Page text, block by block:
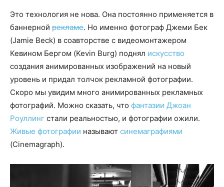
Это технология не нова. Она постоянно применяется в
баннерной рекламе. Но именно фотограф Джеми Бек
(Jamie Beck) в соавторстве с видеомонтажером
Кевином Бергом (Kevin Burg) поднял искусство
создания анимированных изображений на новый
уровень и придал толчок рекламной фотографии.
Скоро мы увидим много анимированных рекламных
фотографий. Можно сказать, что фантазии Джоан
Роуллинг стали реальностью, и фотографии ожили.
Живые фотографии называют синемаграфиями
(Cinemagraph).